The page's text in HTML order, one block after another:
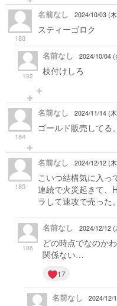
180
名前なし 2024/10/03 (
スティーゴロク
182
名前なし 2024/10/04
枝付けしろ
184
名前なし 2024/11/14 (
ゴールド販売してる
185
名前なし 2024/12/12 (
こいつ結構気に入っ
連続で火災起きて、
ラして速攻で売った
186
名前なし 2024/12/12
どの時点でなのか
関係ない…
17
名前なし 2024/12/